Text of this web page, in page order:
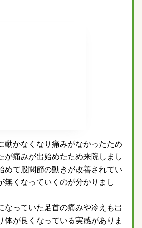
動かなくなり痛みがなかったため
が痛みが出始めたため来院しまし
めて股関節の動きが改善されてい
無くなっていくのが分かりまし
なっていた足首の痛みや冷えも出
体が良くなっている実感がありま